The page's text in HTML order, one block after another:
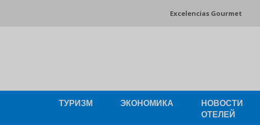
Excelencias Gourmet
ТУРИЗМ ЭКОНОМИКА
НОВОСТИ
ОТЕЛЕЙ